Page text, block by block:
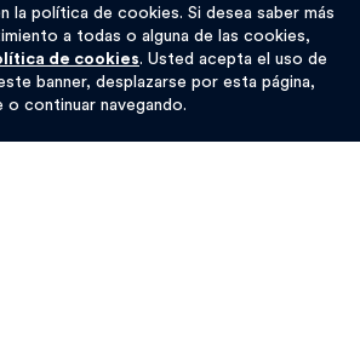
al servicio del crecimiento
la política de cookies. Si desea saber más
a todas o alguna de las cookies,
de cookies. Usted acepta el uso de
banner, desplazarse por esta página,
o continuar navegando.